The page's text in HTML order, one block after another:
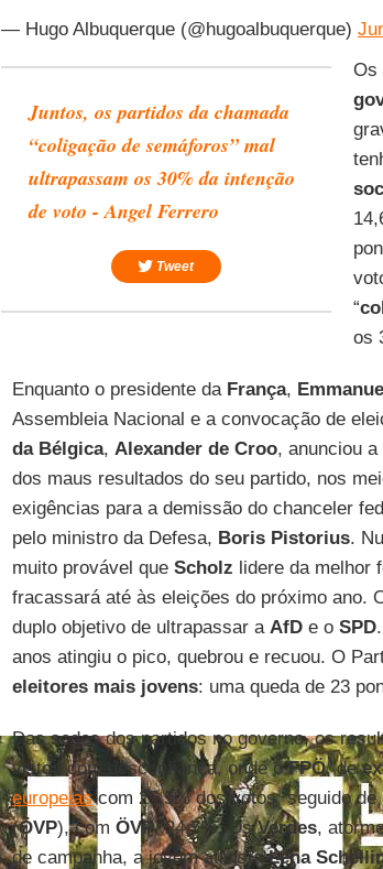
— Hugo Albuquerque (@hugoalbuquerque)
Juntos, os partidos da chamada
“coligação de semáforos” mal
ultrapassam os 30% da intenção
de voto - Angel Ferrero
Tweet
Os
“
os
Enquanto o presidente da França,
Assembleia Nacional e a convocação de
da Bélgica, Alexander de Croo, anunciou
dos maus resultados do seu partido, nos
exigências para a demissão do chanceler
pelo ministro da Defesa, Boris Pistorius.
muito provável que Scholz lidere da melhor
fracassará até às eleições do próximo ano.
duplo objetivo de ultrapassar a AfDe o SPD
anos atingiu o pico, quebrou e recuou. O
eleitores mais jovens: uma queda de 23
Das sedes dos partidos no governo, os
vistos com desconfiança, onde oFPÖ, de
europeiascom 25,5% dos votos, seguido
(ÖVP), com ÖVP. 24,7%. OsVerdes,
de campanha, a jovem ativistaLena